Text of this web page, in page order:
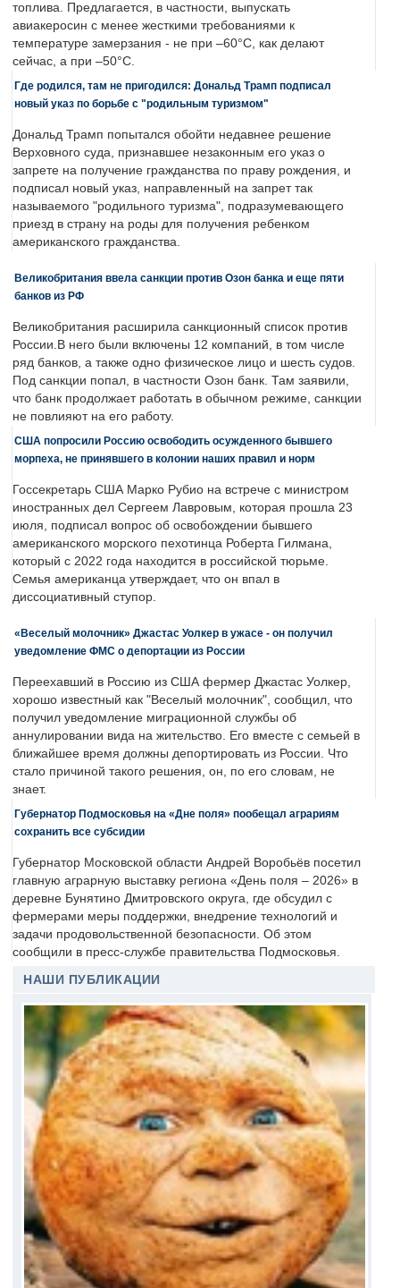
топлива. Предлагается, в частности, выпускать
авиакеросин с менее жесткими требованиями к
температуре замерзания - не при –60°C, как делают
сейчас, а при –50°C.
Где родился, там не пригодился: Дональд Трамп подписал
новый указ по борьбе с "родильным туризмом"
Дональд Трамп попытался обойти недавнее решение
Верховного суда, признавшее незаконным его указ о
запрете на получение гражданства по праву рождения, и
подписал новый указ, направленный на запрет так
называемого "родильного туризма", подразумевающего
приезд в страну на роды для получения ребенком
американского гражданства.
Великобритания ввела санкции против Озон банка и еще пяти
банков из РФ
Великобритания расширила санкционный список против
России.В него были включены 12 компаний, в том числе
ряд банков, а также одно физическое лицо и шесть судов.
Под санкции попал, в частности Озон банк. Там заявили,
что банк продолжает работать в обычном режиме, санкции
не повлияют на его работу.
США попросили Россию освободить осужденного бывшего
морпеха, не принявшего в колонии наших правил и норм
Госсекретарь США Марко Рубио на встрече с министром
иностранных дел Сергеем Лавровым, которая прошла 23
июля, подписал вопрос об освобождении бывшего
американского морского пехотинца Роберта Гилмана,
который с 2022 года находится в российской тюрьме.
Семья американца утверждает, что он впал в
диссоциативный ступор.
«Веселый молочник» Джастас Уолкер в ужасе - он получил
уведомление ФМС о депортации из России
Переехавший в Россию из США фермер Джастас Уолкер,
хорошо известный как "Веселый молочник", сообщил, что
получил уведомление миграционной службы об
аннулировании вида на жительство. Его вместе с семьей в
ближайшее время должны депортировать из России. Что
стало причиной такого решения, он, по его словам, не
знает.
Губернатор Подмосковья на «Дне поля» пообещал аграриям
сохранить все субсидии
Губернатор Московской области Андрей Воробьёв посетил
главную аграрную выставку региона «День поля – 2026» в
деревне Бунятино Дмитровского округа, где обсудил с
фермерами меры поддержки, внедрение технологий и
задачи продовольственной безопасности. Об этом
сообщили в пресс-службе правительства Подмосковья.
НАШИ ПУБЛИКАЦИИ